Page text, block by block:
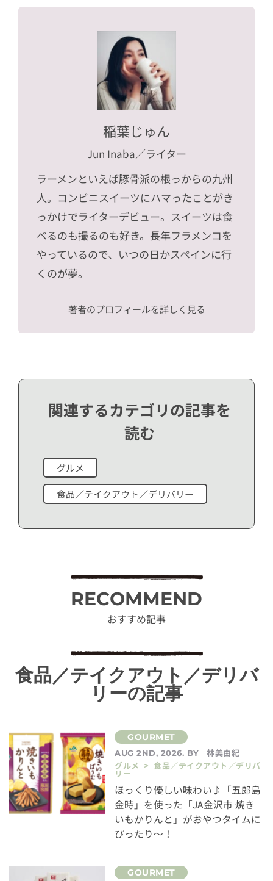
稲葉じゅん
Jun Inaba／ライター
ラーメンといえば豚骨派の根っからの九州
人。コンビニスイーツにハマったことがき
っかけでライターデビュー。スイーツは食
べるのも撮るのも好き。長年フラメンコを
やっているので、いつの日かスペインに行
くのが夢。
著者のプロフィールを詳しく見る
関連するカテゴリの記事を
読む
グルメ
食品／テイクアウト／デリバリー
RECOMMEND
おすすめ記事
食品／テイクアウト／デリバ
リーの記事
AUG 2ND, 2026. BY
林美由紀
グルメ > 食品／テイクアウト／デリバ
リー
ほっくり優しい味わい♪「五郎島
金時」を使った「JA金沢市 焼き
いもかりんと」がおやつタイムに
ぴったり～！